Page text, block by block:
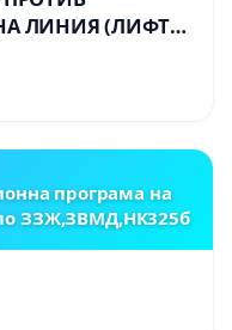
ЛИНИЯ (ЛИФТ)
програма на
ЗЗЖ,ЗВМД,НК325б